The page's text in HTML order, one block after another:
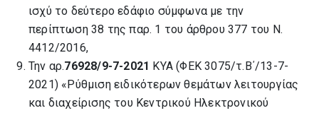
ισχύ το δεύτερο εδάφιο σύμφωνα με την
περίπτωση 38 της παρ. 1 του άρθρου 377 του Ν.
4412/2016,
Την αρ.76928/9-7-2021 ΚΥΑ (ΦΕΚ 3075/τ.Β΄/13-7-
2021) «Ρύθμιση ειδικότερων θεμάτων λειτουργίας
και διαχείρισης του Κεντρικού Ηλεκτρονικού